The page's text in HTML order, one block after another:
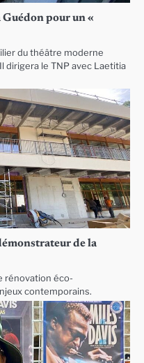
pour un «
du théâtre moderne
dirigera le TNP avec Laetitia
de la
rénovation éco-
contemporains.